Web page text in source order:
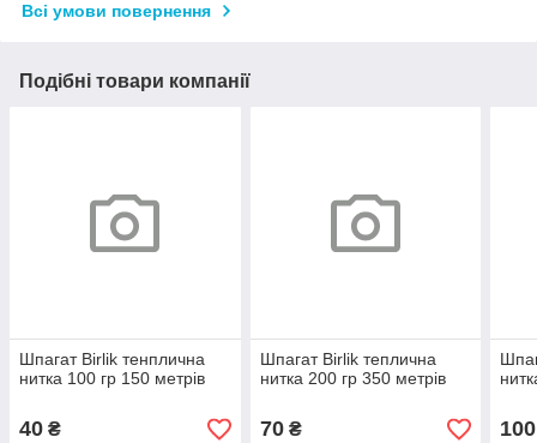
Всі умови повернення
Подібні товари компанії
Шпагат Birlik тенплична
нитка 100 гр 150 метрів
40 ₴
Шпагат Birlik теплична
нитка 200 гр 350 метрів
70₴ 100